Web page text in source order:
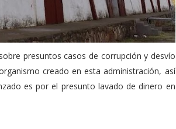
presuntos casos de corrupción y desvío
creado en esta administración, así
es por el presunto lavado de dinero en